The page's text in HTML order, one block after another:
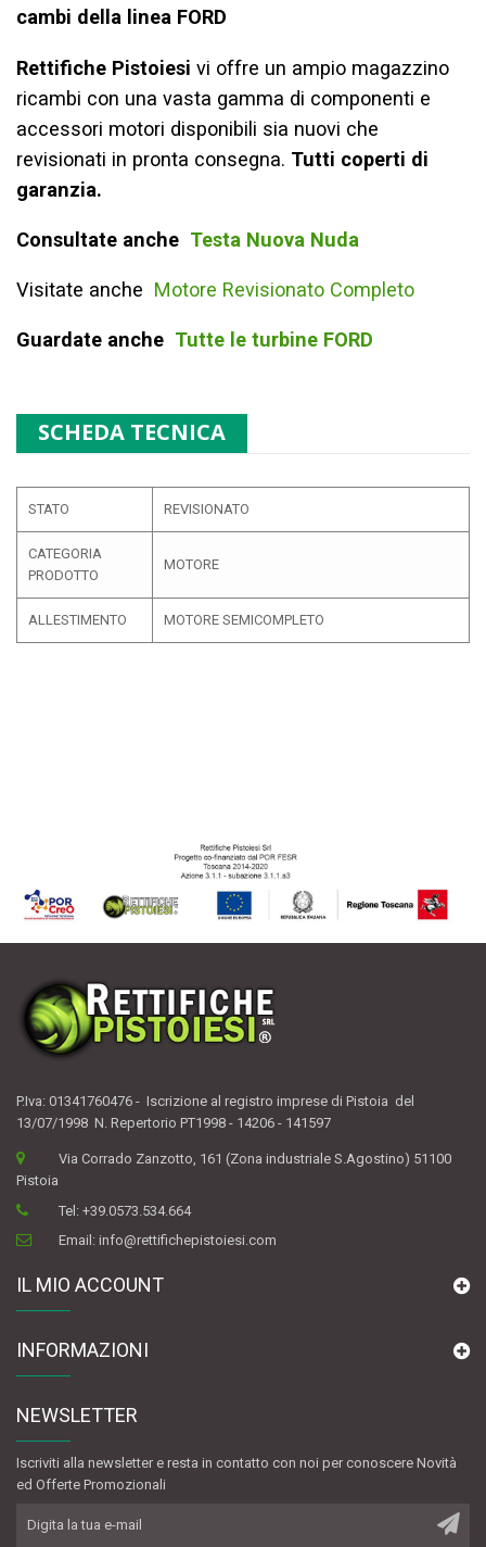
cambi della linea FORD
Rettifiche Pistoiesi vi offre un ampio magazzino
ricambi con una vasta gamma di componenti e
accessori motori disponibili sia nuovi che
revisionati in pronta consegna. Tutti coperti di
garanzia.
Consultate anche Testa Nuova Nuda
Visitate anche Motore Revisionato Completo
Guardate anche Tutte le turbine FORD
SCHEDA TECNICA
STATO REVISIONATO
CATEGORIA
PRODOTTO
MOTORE
ALLESTIMENTO MOTORE SEMICOMPLETO
P.Iva: 01341760476 - Iscrizione al registro imprese di Pistoia del
13/07/1998 N. Repertorio PT1998 - 14206 - 141597
Via Corrado Zanzotto, 161 (Zona industriale S.Agostino) 51100
Pistoia
Tel:+39.0573.534.664
Email:info@rettifichepistoiesi.com
IL MIO ACCOUNT
INFORMAZIONI
NEWSLETTER
Iscriviti alla newsletter e resta in contatto con noi per conoscere Novità
ed Offerte Promozionali